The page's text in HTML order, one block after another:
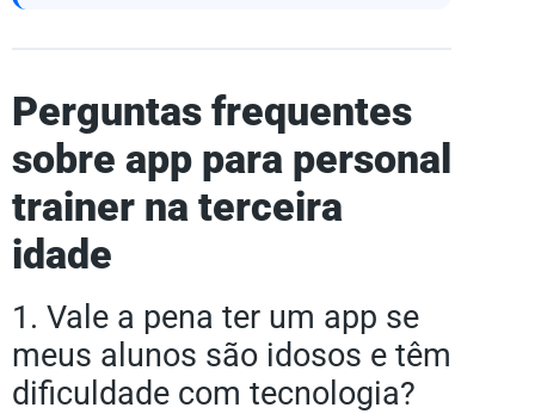
Perguntas frequentes
sobre app para personal
trainer na terceira
idade
1. Vale a pena ter um app se
meus alunos são idosos e têm
dificuldade com tecnologia?